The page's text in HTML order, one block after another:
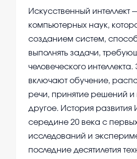
Искусственный интеллект
компьютерных наук,
созданием систем,
выполнять задачи,
человеческого
включают обучение,
речи, принятие решений и
другое. История развития
середине 20 века с
исследований и
последние десятилетия